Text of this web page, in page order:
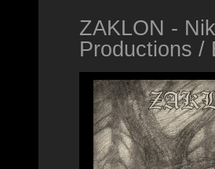
ZAKLON -
Productions /